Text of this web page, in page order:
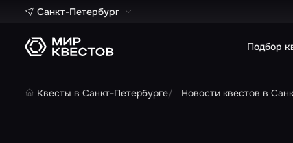
Санкт-Петербург
Подбор
Квесты в Санкт-Петербурге Новости квестов в